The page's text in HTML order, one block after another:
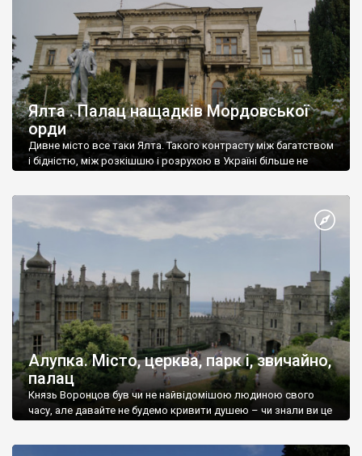
Ялта . Палац нащадків Мордовської
орди
Дивне місто все таки Ялта. Такого контрасту між багатством
і бідністю, між розкішшю і розрухою в Україні більше не
Алупка. Місто, церква, парк і, звичайно,
палац
Князь Воронцов був чи не найвідомішою людиною свого
часу, але давайте не будемо кривити душею – чи знали ви це